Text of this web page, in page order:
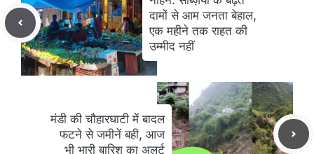
दामों से आम जनता बेहाल,
एक महीने तक राहत की
उम्मीद नहीं
मंडी की चौहारघाटी में बादल
फटने से जमीनें बही, आज
भी भारी बारिश का अलर्ट